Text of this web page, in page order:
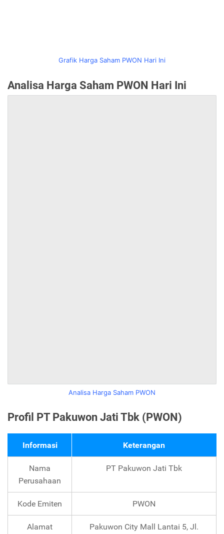
Grafik Harga Saham PWON Hari Ini
Analisa Harga Saham PWON Hari Ini
Analisa Harga Saham PWON
Profil PT Pakuwon Jati Tbk (PWON)
Informasi Keterangan
Nama
Perusahaan
PT Pakuwon Jati Tbk
Kode Emiten PWON
Alamat
Pakuwon City Mall Lantai 5, Jl.